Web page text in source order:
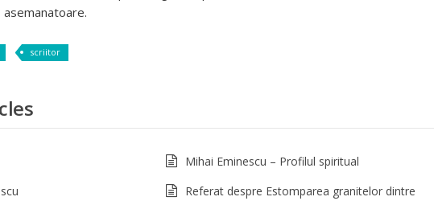
scriitor
Mihai Eminescu – Profilul spiritual
Referat despre Estomparea granitelor dintre